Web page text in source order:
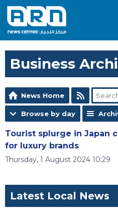
Business
News Home
Browse by day
Tourist splurge in Japan
for luxury brands
Thursday, 1 August 2024 10:29
Latest Local News